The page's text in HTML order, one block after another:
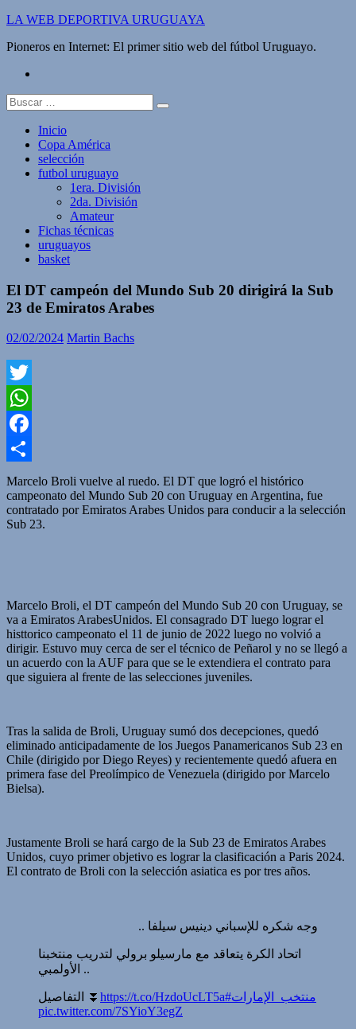
Saltar
contenido
LA WEB DEPORTIVA URUGUAYA
Pioneros en Internet: El primer sitio web del fútbol Uruguayo.
Buscar:
Inicio
Copa América
selección
futbol uruguayo
1era. División
2da. División
Amateur
Fichas técnicas
uruguayos
basket
El DT campeón del Mundo Sub 20 dirigirá la Sub
23 de Emiratos Arabes
02/02/2024 Martin Bachs
Twitter
WhatsApp
Facebook
Compartir
Marcelo Broli vuelve al ruedo. El DT que logró el histórico
campeonato del Mundo Sub 20 con Uruguay en Argentina, fue
contratado por Emiratos Arabes Unidos para conducir a la selección
Sub 23.
Marcelo Broli, el DT campeón del Mundo Sub 20 con Uruguay, se
va a Emiratos ArabesUnidos. El consagrado DT luego lograr el
histtorico campeonato el 11 de junio de 2022 luego no volvió a
dirigir. Estuvo muy cerca de ser el técnico de Peñarol y no se llegó a
un acuerdo con la AUF para que se le extendiera el contrato para
que siguiera al frente de las selecciones juveniles.
Tras la salida de Broli, Uruguay sumó dos decepciones, quedó
eliminado anticipadamente de los Juegos Panamericanos Sub 23 en
Chile (dirigido por Diego Reyes) y recientemente quedó afuera en
primera fase del Preolímpico de Venezuela (dirigido por Marcelo
Bielsa).
Justamente Broli se hará cargo de la Sub 23 de Emiratos Arabes
Unidos, cuyo primer objetivo es lograr la clasificación a Paris 2024.
El contrato de Broli con la selección asiatica es por tres años.
وجه شكره للإسباني دينيس سيلفا ..
اتحاد الكرة يتعاقد مع مارسيلو برولي لتدريب منتخبنا
الأولمبي ..
التفاصيل ⏬ https://t.co/HzdoUcLT5a #منتخب_الإمارات
pic.twitter.com/7SYioY3egZ